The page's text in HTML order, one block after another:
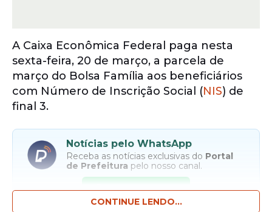
A Caixa Econômica Federal paga nesta
sexta-feira, 20 de março, a parcela de
março do Bolsa Família aos beneficiários
com Número de Inscrição Social (NIS) de
final 3.
Notícias pelo WhatsApp
Receba as notícias exclusivas do Portal
de Prefeitura pelo nosso canal.
Entrar no canal
CONTINUE LENDO...